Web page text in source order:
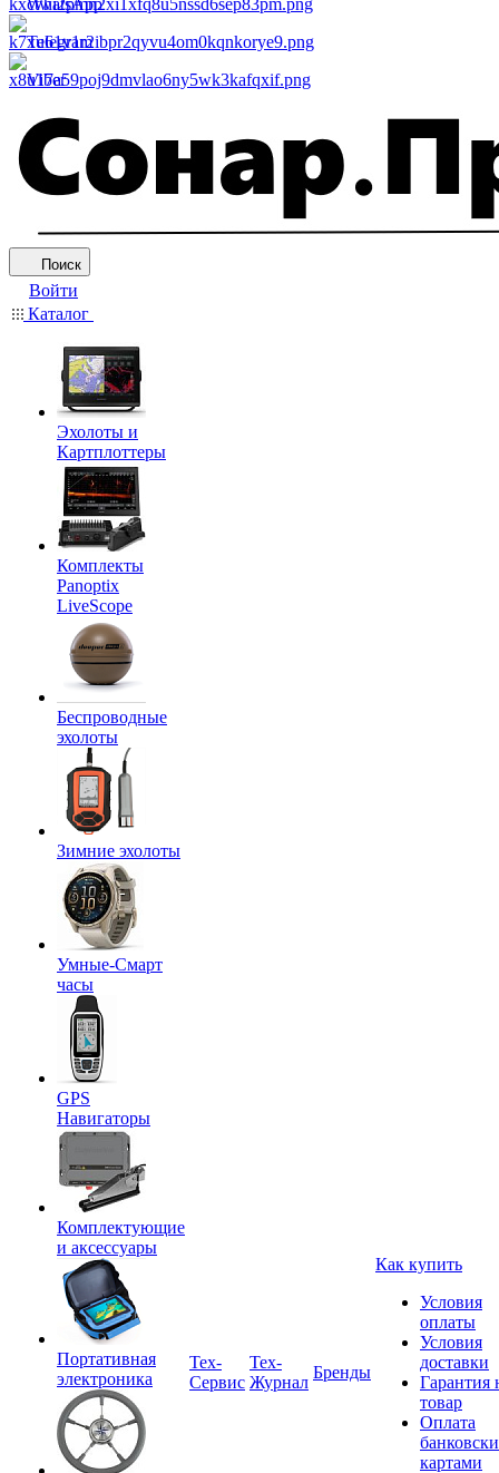
WhatsApp
Telegram
Viber
Поиск
Войти
Каталог
Эхолоты и
Картплоттеры
Комплекты
Panoptix
LiveScope
Беспроводные
эхолоты
Зимние эхолоты
Умные-Смарт
часы
GPS
Навигаторы
Комплектующие
и аксессуары
Портативная
электроника
Tex-
Сервис
Тех-
Журнал
Бренды
Как купить
Условия
оплаты
Условия
доставки
Гарантия
товар
Оплата
картами